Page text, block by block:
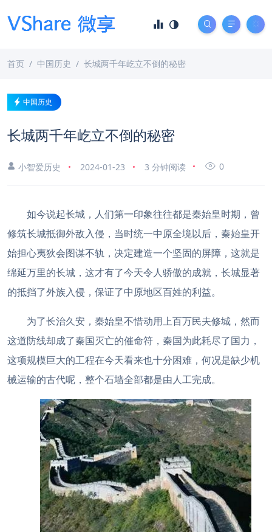
首页 中国历史 长城两千年屹立不倒的秘密
中国历史
长城两千年屹立不倒的秘密
小智爱历史 2024-01-23 3 分钟阅读 0
如今说起长城，人们第一印象往往都是秦始皇时期，曾
修筑长城抵御外敌入侵，当时统一中原全境以后，秦始皇开
始担心夷狄会图谋不轨，决定建造一个坚固的屏障，这就是
绵延万里的长城，这才有了今天令人骄傲的成就，长城显著
的抵挡了外族入侵，保证了中原地区百姓的利益。
为了长治久安，秦始皇不惜动用上百万民夫修城，然而
这道防线却成了秦国灭亡的催命符，秦国为此耗尽了国力，
这项规模巨大的工程在今天看来也十分困难，何况是缺少机
械运输的古代呢，整个石墙全部都是由人工完成。